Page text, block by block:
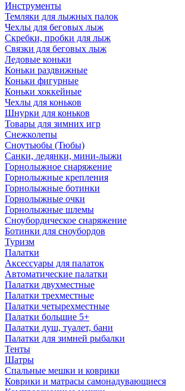
Инструменты
Темляки для лыжных палок
Чехлы для беговых лыж
Скребки, пробки для лыж
Связки для беговых лыж
Ледовые коньки
Коньки раздвижные
Коньки фигурные
Коньки хоккейные
Чехлы для коньков
Шнурки для коньков
Товары для зимних игр
Снежколепы
Сноутьюбы (Тюбы)
Санки, ледянки, мини-лыжи
Горнолыжное снаряжение
Горнолыжные крепления
Горнолыжные ботинки
Горнолыжные очки
Горнолыжные шлемы
Сноубордическое снаряжение
Ботинки для сноубордов
Туризм
Палатки
Аксессуары для палаток
Автоматические палатки
Палатки двухместные
Палатки трехместные
Палатки четырехместные
Палатки большие 5+
Палатки душ, туалет, бани
Палатки для зимней рыбалки
Тенты
Шатры
Спальные мешки и коврики
Коврики и матрасы самонадувающиеся